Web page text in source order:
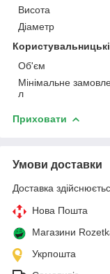
Висота
Діаметр
Об'єм
Мінімальне
л
Приховати
Умови доставки
Доставка
Нова Пошта
Магазини
Укрпошта